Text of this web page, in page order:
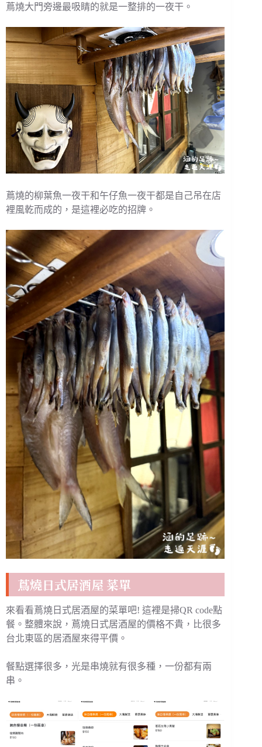
蔦燒大門旁邊最吸睛的就是一整排的一夜干。
蔦燒的柳葉魚一夜干和午仔魚一夜干都是自己吊在店
裡風乾而成的，是這裡必吃的招牌。
蔦燒日式居酒屋 菜單
來看看蔦燒日式居酒屋的菜單吧! 這裡是掃QR code點
餐。整體來說，蔦燒日式居酒屋的價格不貴，比很多
台北東區的居酒屋來得平價。
餐點選擇很多，光是串燒就有很多種，一份都有兩
串。